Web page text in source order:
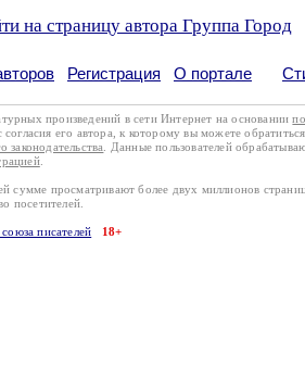
на страницу автора Группа Город
Регистрация О портале
произведений в сети Интернет на основании
его автора, к которому вы можете
законодательства . Данные пользователей
.
сумме просматривают более двух миллионов
посетителей.
писателей 18+